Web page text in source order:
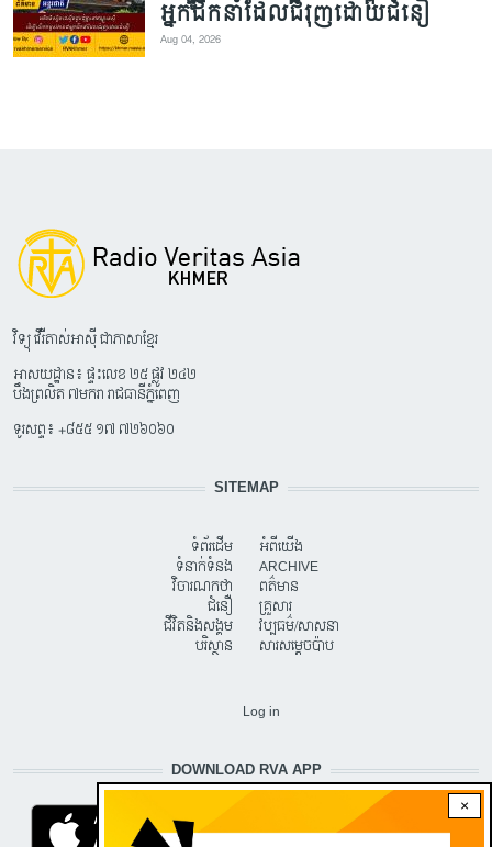
អ្នកដឹកនាំដែលជំរុញដោយជំនឿ
Aug 04, 2026
×
វិទ្យុ វើរីតាស់អាស៊ី ជាភាសាខ្មែរ
អាសយដ្ឋាន៖ ផ្ទះលេខ ២៥ ផ្លូវ ២៤២
បឹងព្រលិត ៧មករា រាជធានីភ្នំពេញ
ទូរសព្ទ៖ +៨៥៥ ១៧ ៧២៦០៦០
SITEMAP
ទំព័រដើម
ទំនាក់ទំនង
វិចារណកថា
ជំនឿ
ជីវិតនិងសង្គម
បរិស្ថាន
អំពីយើង
ARCHIVE
ពត៌មាន
គ្រួសារ
វប្បធម៌/សាសនា
សារសម្តេចប៉ាប
Log in
DOWNLOAD RVA APP